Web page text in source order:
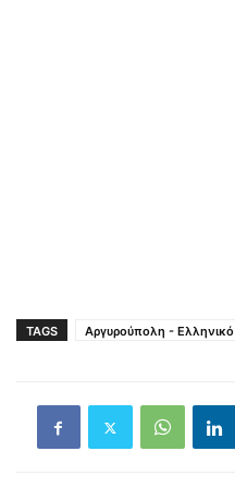
TAGS Αργυρούπολη - Ελληνικό